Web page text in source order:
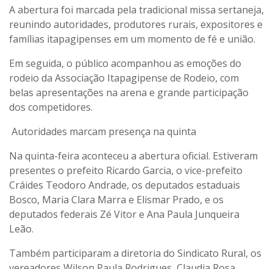
A abertura foi marcada pela tradicional missa sertaneja,
reunindo autoridades, produtores rurais, expositores e
famílias itapagipenses em um momento de fé e união.
Em seguida, o público acompanhou as emoções do
rodeio da Associação Itapagipense de Rodeio, com
belas apresentações na arena e grande participação
dos competidores.
Autoridades marcam presença na quinta
Na quinta-feira aconteceu a abertura oficial. Estiveram
presentes o prefeito Ricardo Garcia, o vice-prefeito
Cráides Teodoro Andrade, os deputados estaduais
Bosco, Maria Clara Marra e Elismar Prado, e os
deputados federais Zé Vitor e Ana Paula Junqueira
Leão.
Também participaram a diretoria do Sindicato Rural, os